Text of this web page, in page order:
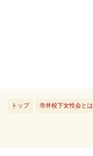
トップ 寺井校下女性会とは